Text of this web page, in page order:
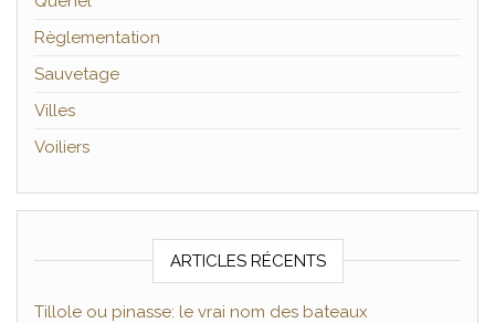
Règlementation
Sauvetage
Villes
Voiliers
ARTICLES RÉCENTS
Tillole ou pinasse: le vrai nom des bateaux